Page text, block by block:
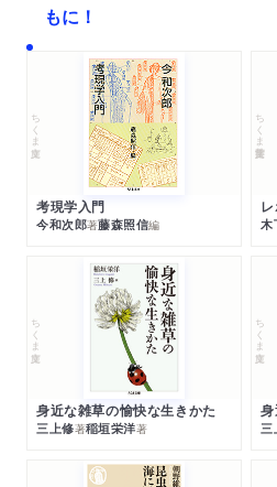
もに！
ちくま文庫
考現学入門
今和次郎著藤森照信編
ちくま学芸文庫
木
ちくま文庫
身近な雑草の愉快な生きかた
三上修著稲垣栄洋著
ちくま文庫
三